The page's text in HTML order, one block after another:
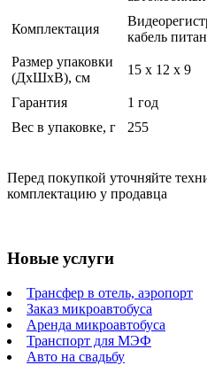
Комплектация
кабель
Размер упаковки
(ДхШхВ), см
15 x 12 x 9
Гарантия
1 год
Вес в упаковке, г
255
Перед покупкой уточняйте
комплектацию у продавца
Новые услуги
Трансфер в отель, аэропорт
Заказ микроавтобуса
Аренда микроавтобуса
Транспорт для МЭФ
Авто на свадьбу